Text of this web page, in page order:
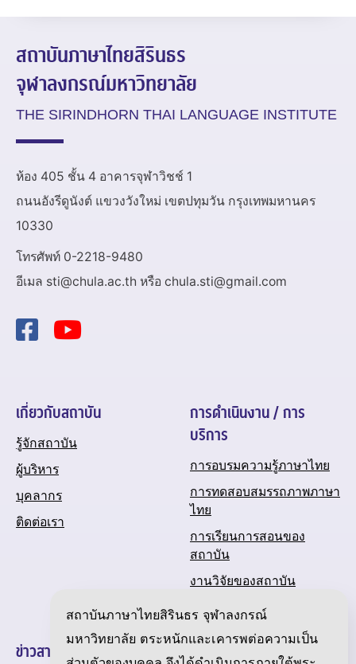
สถาบันภาษาไทยสิรินธร
จุฬาลงกรณ์มหาวิทยาลัย
THE SIRINDHORN THAI LANGUAGE INSTITUTE
ห้อง 405 ชั้น 4 อาคารจุฬาวิชช์ 1
ถนนอังรีดูนังต์ แขวงวังใหม่ เขตปทุมวัน กรุงเทพมหานคร
10330
โทรศัพท์ 0-2218-9480
อีเมล sti@chula.ac.th หรือ chula.sti@gmail.com
เกี่ยวกับสถาบัน
รู้จักสถาบัน
ผู้บริหาร
บุคลากร
ติดต่อเรา
การดำเนินงาน / การ
บริการ
การอบรมความรู้ภาษาไทย
การทดสอบสมรรถภาพภาษา
ไทย
การเรียนการสอนของ
สถาบัน
งานวิจัยของสถาบัน
ปฏิทินกิจกรรมของสถาบัน
ข่าวสารและความเคลื่อนไหว
สถาบันภาษาไทยสิรินธร จุฬาลงกรณ์
มหาวิทยาลัย ตระหนักและเคารพต่อความเป็น